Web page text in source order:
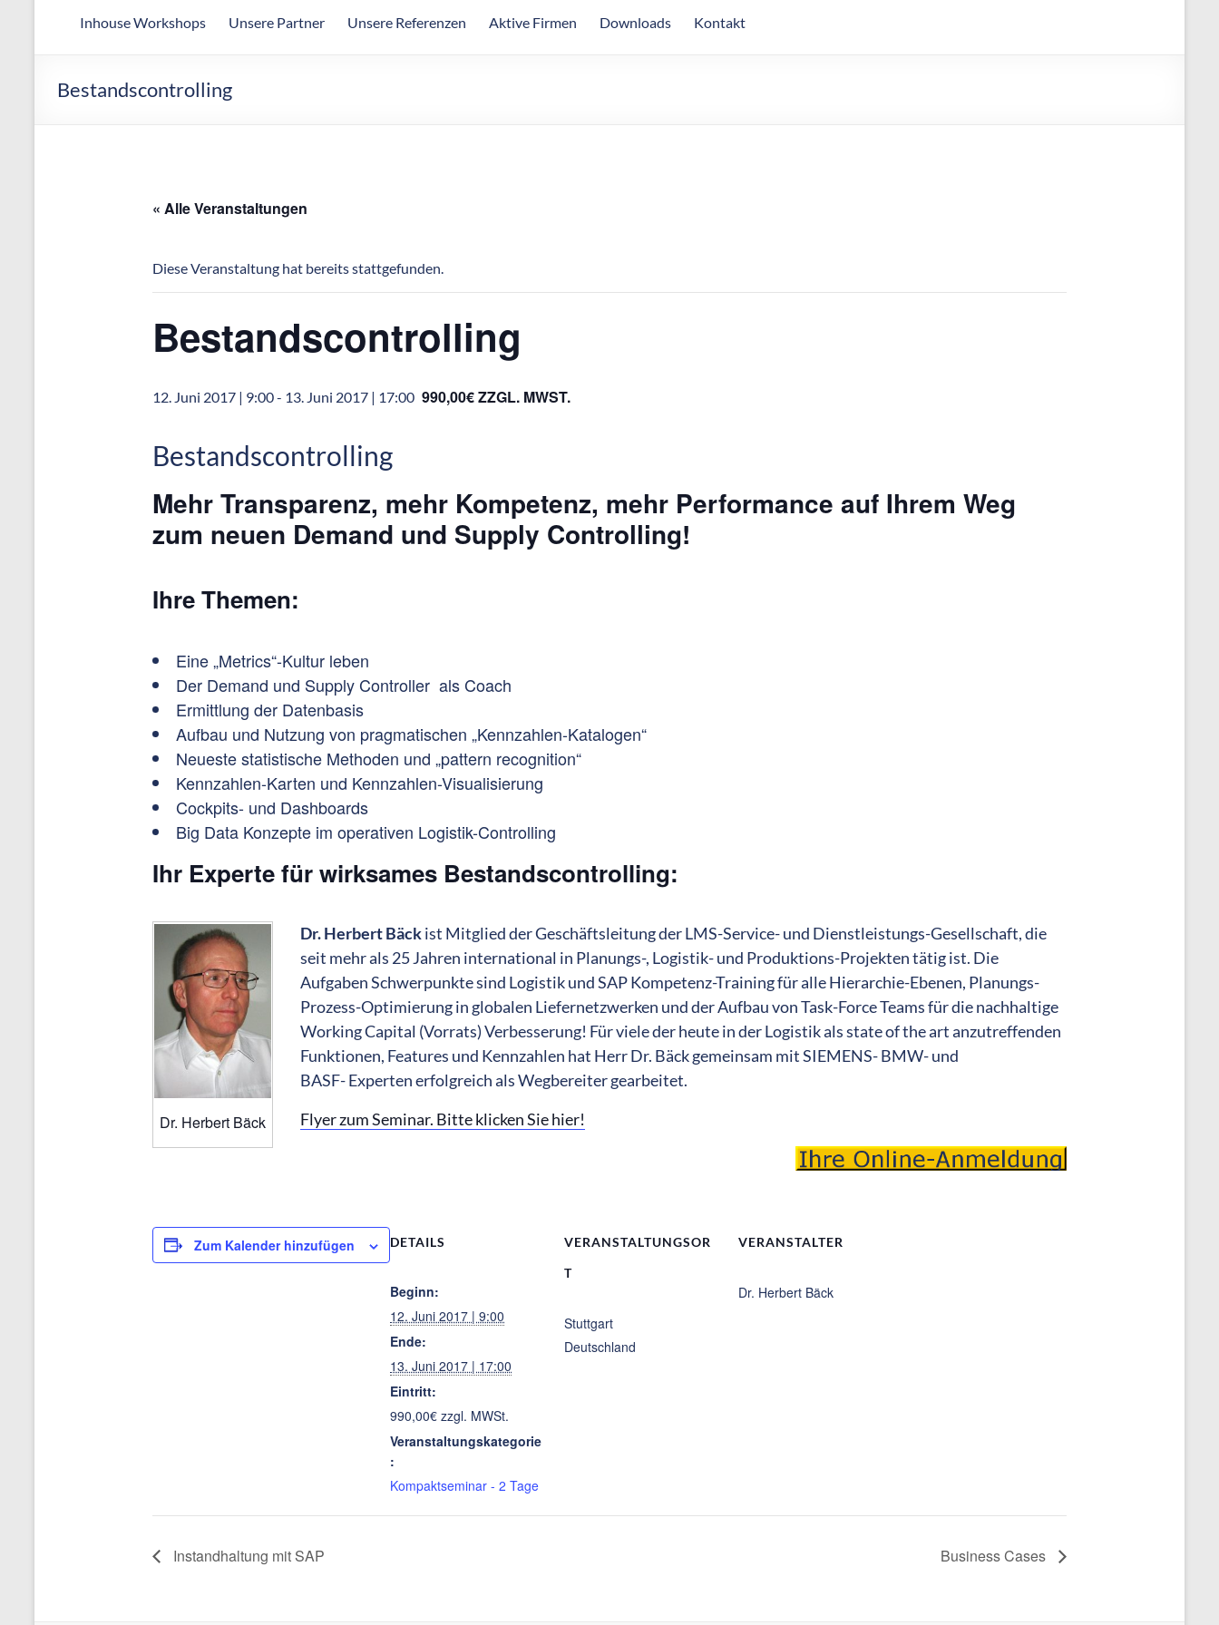
Inhouse Workshops Unsere Partner Unsere Referenzen Aktive Firmen Downloads Kontakt
Bestandscontrolling
« Alle Veranstaltungen
Diese Veranstaltung hat bereits stattgefunden.
Bestandscontrolling
12. Juni 2017 | 9:00- 13. Juni 2017 | 17:00 990,00€ ZZGL. MWST.
Bestandscontrolling
Mehr Transparenz, mehr Kompetenz, mehr Performance auf Ihrem Weg
zum neuen Demand und Supply Controlling!
Ihre Themen:
Eine „Metrics“-Kultur leben
Der Demand und Supply Controller als Coach
Ermittlung der Datenbasis
Aufbau und Nutzung von pragmatischen „Kennzahlen-Katalogen“
Neueste statistische Methoden und „pattern recognition“
Kennzahlen-Karten und Kennzahlen-Visualisierung
Cockpits- und Dashboards
Big Data Konzepte im operativen Logistik-Controlling
Ihr Experte für wirksames Bestandscontrolling:
Dr. Herbert Bäck
Dr. Herbert Bäckist Mitglied der Geschäftsleitung der LMS-Service- und Dienstleistungs-Gesellschaft, die
seit mehr als 25 Jahren international in Planungs-, Logistik- und Produktions-Projekten tätig ist. Die
Aufgaben Schwerpunkte sind Logistik und SAP Kompetenz-Training für alle Hierarchie-Ebenen, Planungs-
Prozess-Optimierung in globalen Liefernetzwerken und der Aufbau von Task-Force Teams für die nachhaltige
Working Capital (Vorrats) Verbesserung! Für viele der heute in der Logistik als state of the art anzutreffenden
Funktionen, Features und Kennzahlen hat Herr Dr. Bäck gemeinsam mit SIEMENS- BMW- und
BASF- Experten erfolgreich als Wegbereiter gearbeitet.
Flyer zum Seminar. Bitte klicken Sie hier!
Zum Kalender hinzufügen DETAILS
Beginn:
12. Juni 2017 | 9:00
Ende:
13. Juni 2017 | 17:00
Eintritt:
990,00€ zzgl. MWSt.
Veranstaltungskategorie
:
Kompaktseminar - 2 Tage
VERANSTALTUNGSOR
T
Stuttgart
Deutschland
VERANSTALTER
Dr. Herbert Bäck
Instandhaltung mit SAP Business Cases